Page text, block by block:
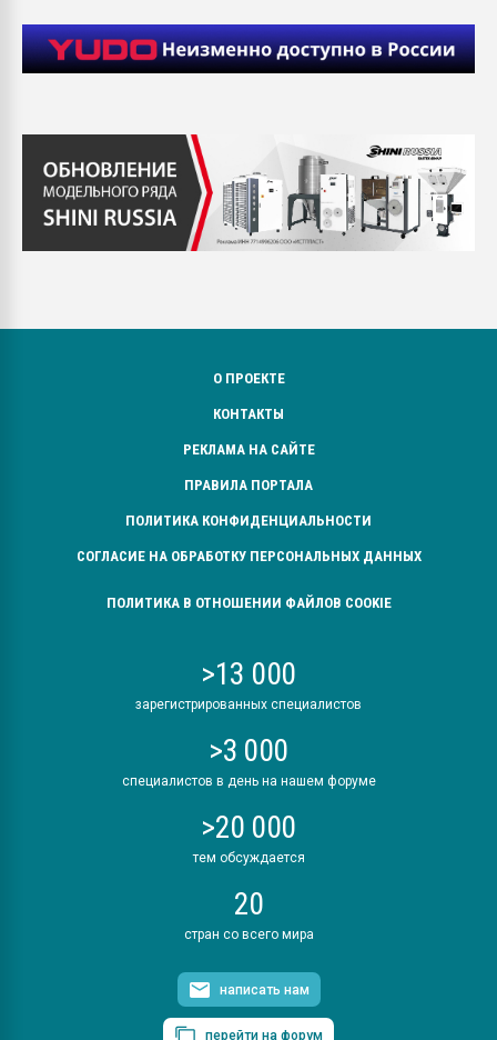
О ПРОЕКТЕ
КОНТАКТЫ
РЕКЛАМА НА САЙТЕ
ПРАВИЛА ПОРТАЛА
ПОЛИТИКА КОНФИДЕНЦИАЛЬНОСТИ
СОГЛАСИЕ НА ОБРАБОТКУ ПЕРСОНАЛЬНЫХ ДАННЫХ
ПОЛИТИКА В ОТНОШЕНИИ ФАЙЛОВ COOKIE
>13 000
зарегистрированных специалистов
>3 000
специалистов в день на нашем форуме
>20 000
тем обсуждается
20
стран со всего мира
написать нам
перейти на форум